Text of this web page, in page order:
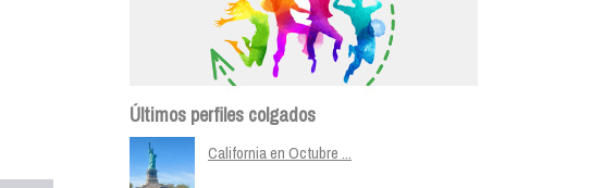
Últimos perfiles colgados
California en Octubre ...